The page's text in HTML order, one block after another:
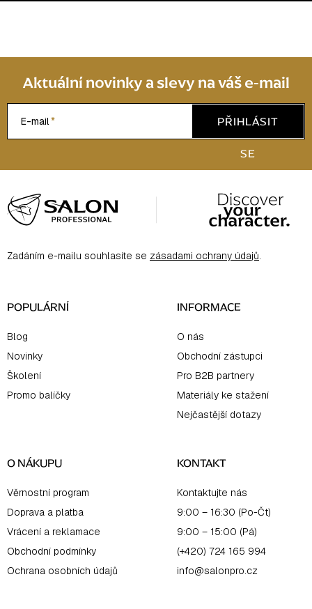
Aktuální novinky a slevy na váš e-mail
E-mail
PŘIHLÁSIT
SE
á
p
aZadáním e-mailu souhlasíte se zásadami ochrany údajů.
POPULÁRNÍ
Blog
Novinky
Školení
Promo balíčky
INFORMACE
O nás
Obchodní zástupci
Pro B2B partnery
Materiály ke stažení
Nejčastější dotazy
O NÁKUPU
Věrnostní program
Doprava a platba
Vrácení a reklamace
Obchodní podmínky
Ochrana osobních údajů
KONTAKT
Kontaktujte nás
9:00 – 16:30 (Po-Čt)
9:00 – 15:00 (Pá)
(+420) 724 165 994
info@salonpro.cz